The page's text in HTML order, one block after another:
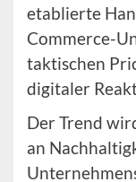
etablierte
Commerce-
taktischen
digitaler
Der Trend
an